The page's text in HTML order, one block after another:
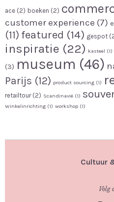
ace (2) boeken (2)
customer experience (7)
(11) featured (14) gespot
inspiratie (22) kasteel (1)
(3) museum (46)
Parijs (12) product sourcing (1)
retailtour(2) Scandinavië (1)
Winkelinrichting (1) workshop (1)
Cultuur
Volg